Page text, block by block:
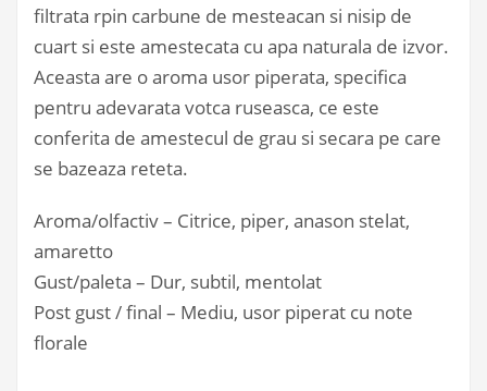
filtrata rpin carbune de mesteacan si nisip de
cuart si este amestecata cu apa naturala de izvor.
Aceasta are o aroma usor piperata, specifica
pentru adevarata votca ruseasca, ce este
conferita de amestecul de grau si secara pe care
se bazeaza reteta.
Aroma/olfactiv – Citrice, piper, anason stelat,
amaretto
Gust/paleta – Dur, subtil, mentolat
Post gust / final – Mediu, usor piperat cu note
florale